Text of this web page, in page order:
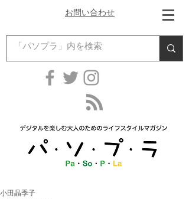
お問い合わせ
小田晶季子